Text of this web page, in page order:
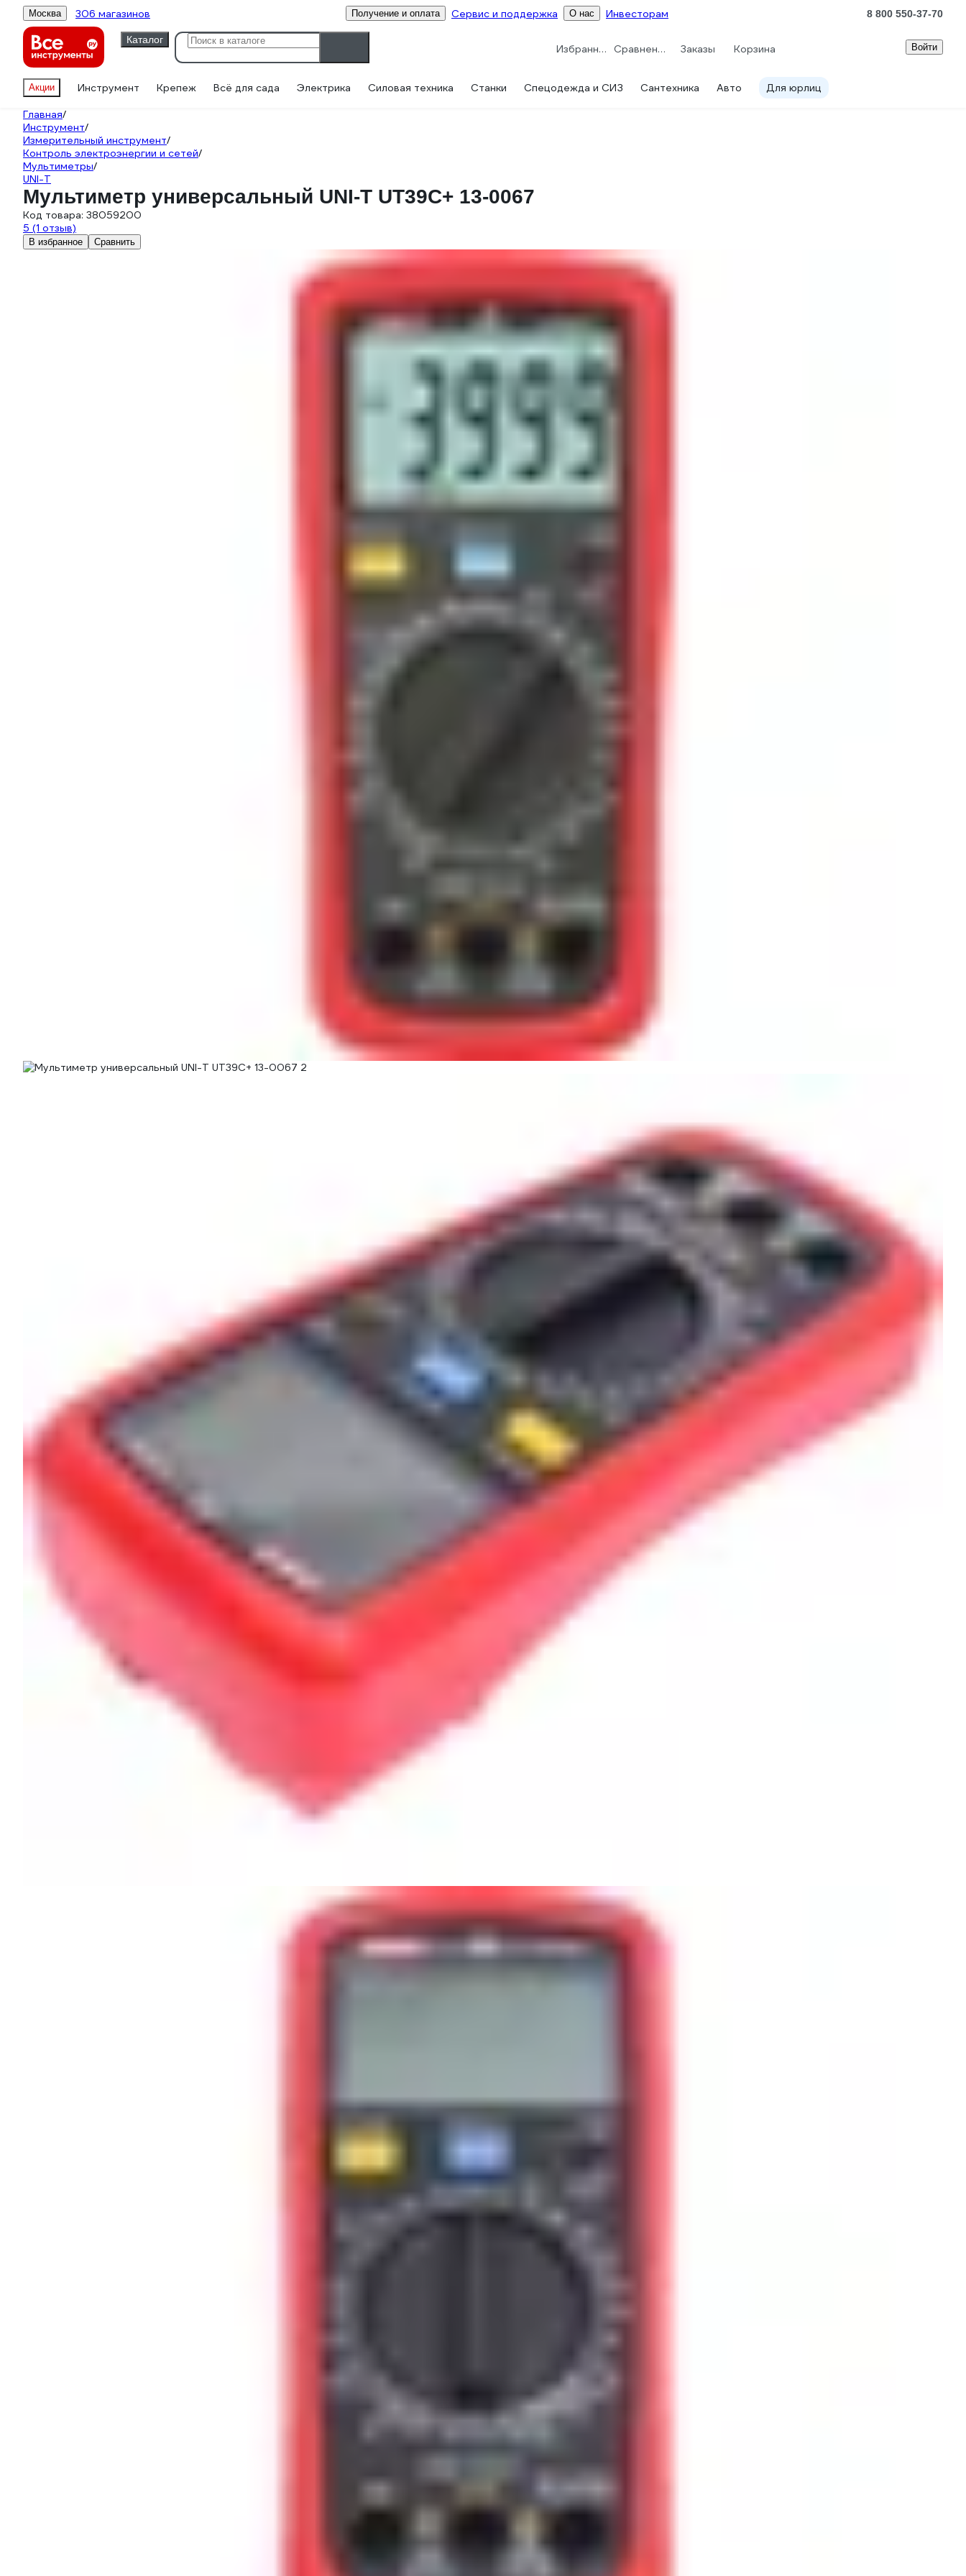
Москва 306 магазинов Получение и оплата Сервис и поддержка О нас Инвесторам 8 800 550-37-70
Каталог
Избранное Сравнение Заказы Корзина Войти
Акции Инструмент Крепеж Всё для сада Электрика Силовая техника Станки Спецодежда и СИЗ Сантехника Авто Для юрлиц
Главная/
Инструмент/
Измерительный инструмент/
Контроль электроэнергии и сетей/
Мультиметры/
UNI-T
Мультиметр универсальный UNI-T UT39С+ 13-0067
Код товара: 38059200
5 (1 отзыв)
В избранное Сравнить